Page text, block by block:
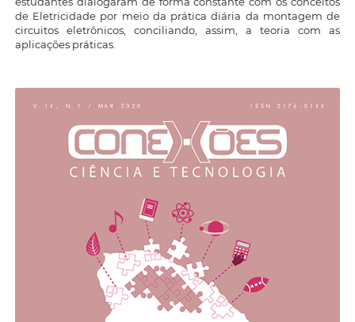
de Eletricidade por meio da prática diária da montagem de
circuitos eletrônicos, conciliando, assim, a teoria com as
aplicações práticas.